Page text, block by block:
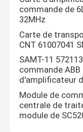
commande de
32MHz
Carte de
CNT 61007041
SAMT-11
commande
d'amplificateur
Module de
centrale de
module de